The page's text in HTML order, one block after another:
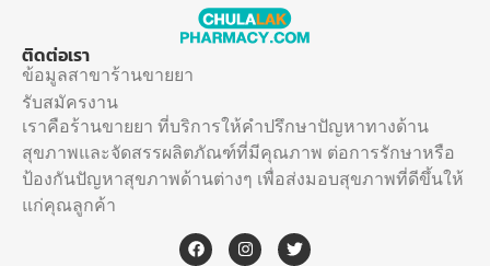
ติดต่อเรา
ข้อมูลสาขาร้านขายยา
รับสมัครงาน
เราคือร้านขายยา ที่บริการให้คำปรึกษาปัญหาทางด้าน
สุขภาพและจัดสรรผลิตภัณฑ์ที่มีคุณภาพ ต่อการรักษาหรือ
ป้องกันปัญหาสุขภาพด้านต่างๆ เพื่อส่งมอบสุขภาพที่ดีขึ้นให้
แก่คุณลูกค้า